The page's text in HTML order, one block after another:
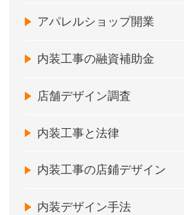
アパレルショップ開業
内装工事の融資補助金
店舗デザイン調査
内装工事と法律
内装工事の店鋪デザイン
内装デザイン手法